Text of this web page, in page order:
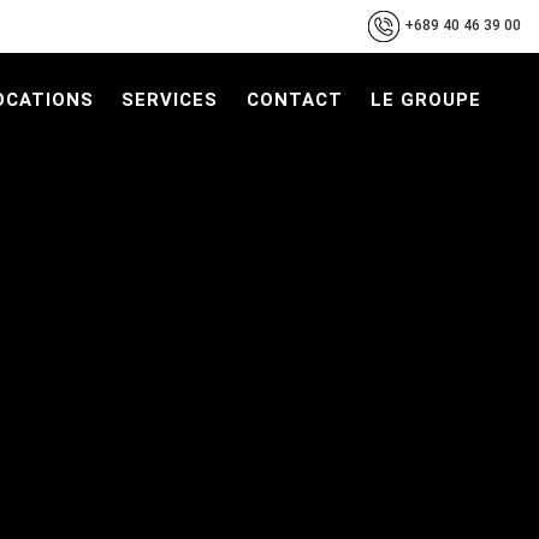
+689 40 46 39 00
SERVICES CONTACT LE GROUPE